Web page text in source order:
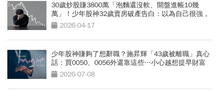
30歲炒股賺3800萬「泡麵還沒軟、開盤進帳10幾
萬」！少年股神32歲賣房破產告白：以為自己很強，
其實只是運氣好
2026-04-17
少年股神賺夠了想辭職？施昇輝「43歲被離職」真心
話：買0050、0056外還靠這些…小心越想提早財富
自由離越遠
2026-07-08